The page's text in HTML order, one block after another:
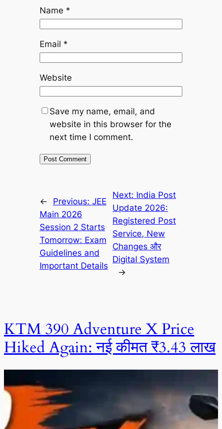
Name *
Email *
Website
Save my name, email, and
website in this browser for the
next time I comment.
← Previous: JEE
Main 2026
Session 2 Starts
Tomorrow: Exam
Guidelines and
Important Details
Next: India Post
Update 2026:
Registered Post
Service, New
Changes और
Digital System
→
KTM 390 Adventure X Price
Hiked Again: नई कीमत ₹3.43 लाख